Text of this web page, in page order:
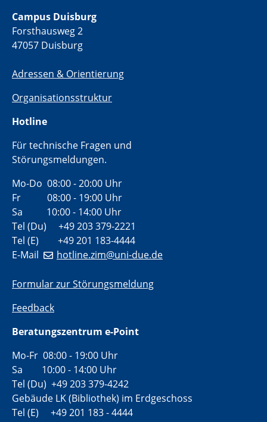
Campus Duisburg
Forsthausweg 2
47057 Duisburg
Adressen & Orientierung
Organisationsstruktur
Hotline
Für technische Fragen und
Störungsmeldungen.
Mo-Do 08:00 - 20:00 Uhr
Fr 08:00 - 19:00 Uhr
Sa 10:00 - 14:00 Uhr
Tel (Du) +49 203 379-2221
Tel (E) +49 201 183-4444
E-Mail
hotline.zim@uni-due.de
Formular zur Störungsmeldung
Feedback
Beratungszentrum e-Point
Mo-Fr 08:00 - 19:00 Uhr
Sa 10:00 - 14:00 Uhr
Tel (Du) +49 203 379-4242
Gebäude LK (Bibliothek) im Erdgeschoss
Tel (E) +49 201 183 - 4444